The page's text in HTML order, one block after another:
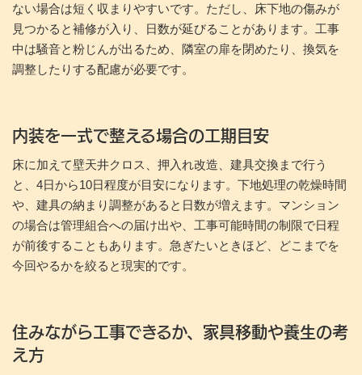
ない場合は短く収まりやすいです。ただし、床下地の傷みが
見つかると補修が入り、日数が延びることがあります。工事
中は騒音と粉じんが出るため、隣室の扉を閉めたり、換気を
調整したりする配慮が必要です。
内装を一式で整える場合の工期目安
床に加えて壁天井クロス、押入れ改造、建具交換まで行う
と、4日から10日程度が目安になります。下地処理の乾燥時間
や、建具の納まり調整があると日数が増えます。マンション
の場合は管理組合への届け出や、工事可能時間の制限で日程
が前後することもあります。急ぎたいときほど、どこまでを
今回やるかを絞ると現実的です。
住みながら工事できるか、家具移動や養生の考
え方